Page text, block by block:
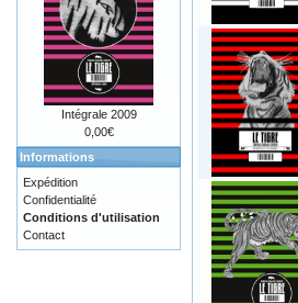
Intégrale 2009
0,00€
Informations
Expédition
Confidentialité
Conditions d'utilisation
Contact